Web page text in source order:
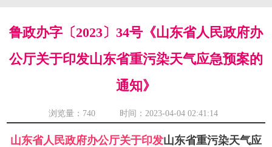
鲁政办字〔2023〕34号《山东省人民政府办
公厅关于印发山东省重污染天气应急预案的
通知》
浏览量： 740 时间：2023-04-04 02:41:14
山东省人民政府办公厅关于印发山东省重污染天气应